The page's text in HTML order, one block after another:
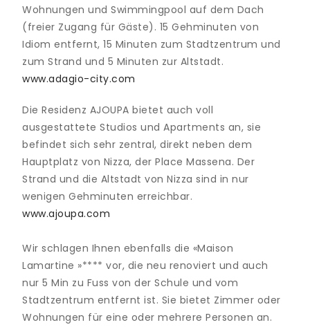
Wohnungen und Swimmingpool auf dem Dach
(freier Zugang für Gäste). 15 Gehminuten von
Idiom entfernt, 15 Minuten zum Stadtzentrum und
zum Strand und 5 Minuten zur Altstadt.
www.adagio-city.com
Die Residenz AJOUPA bietet auch voll
ausgestattete Studios und Apartments an, sie
befindet sich sehr zentral, direkt neben dem
Hauptplatz von Nizza, der Place Massena. Der
Strand und die Altstadt von Nizza sind in nur
wenigen Gehminuten erreichbar.
www.ajoupa.com
Wir schlagen Ihnen ebenfalls die «Maison
Lamartine »**** vor, die neu renoviert und auch
nur 5 Min zu Fuss von der Schule und vom
Stadtzentrum entfernt ist. Sie bietet Zimmer oder
Wohnungen für eine oder mehrere Personen an.